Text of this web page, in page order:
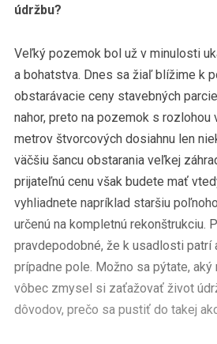
údržbu?
Veľký pozemok bol už v minulosti
a bohatstva. Dnes sa žiaľ blížime k
obstarávacie ceny stavebných
nahor, preto na pozemok s
metrov štvorcových dosiahnu len
väčšiu šancu obstarania veľkej
prijateľnú cenu však budete mať
vyhliadnete napríklad staršiu
určenú na kompletnú rekonštrukciu.
pravdepodobné, že k usadlosti patrí
prípadne pole. Možno sa pýtate,
vôbec zmysel si zaťažovať život
dôvodov, prečo sa pustiť do takej